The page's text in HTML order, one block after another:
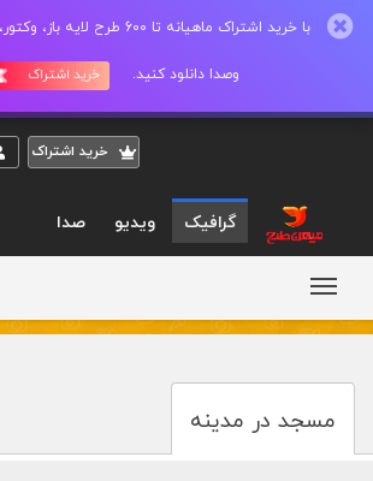
با خرید اشتراک ماهیانه تا 600
وصدا دانلود کنید. خرید اشتراک
خريد اشتراک
گرافیک ویدیو صدا
مسجد در مدینه